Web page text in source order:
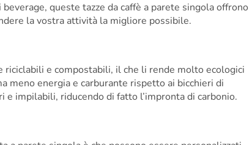
queste tazze da caffè a parete singola offrono
la vostra attività la migliore possibile.
e compostabili, il che li rende molto ecologici
meno energia e carburante rispetto ai bicchieri di
impilabili, riducendo di fatto l’impronta di carbonio.